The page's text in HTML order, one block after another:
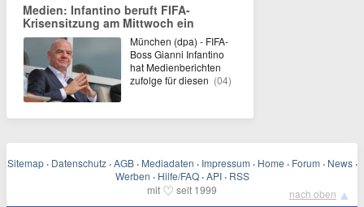
Medien: Infantino beruft FIFA-
Krisensitzung am Mittwoch ein
München (dpa) - FIFA-
Boss Gianni Infantino
hat Medienberichten
zufolge für diesen (04)
Sitemap · Datenschutz · AGB · Mediadaten · Impressum · Home · Forum · News ·
Werben · Hilfe/FAQ · API · RSS
mit ♡ seit 1999 nach oben ▲